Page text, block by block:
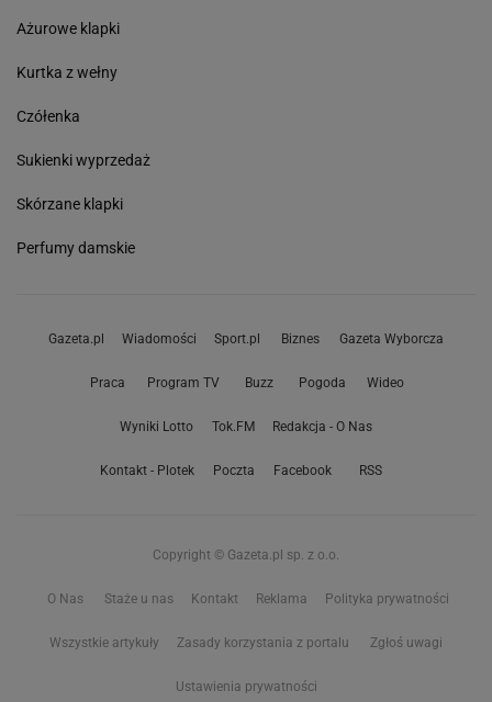
Ażurowe klapki
Kurtka z wełny
Czółenka
Sukienki wyprzedaż
Skórzane klapki
Perfumy damskie
Gazeta.pl Wiadomości Sport.pl Biznes Gazeta Wyborcza
Praca Program TV Buzz Pogoda Wideo
Wyniki Lotto Tok.FM Redakcja - O Nas
Kontakt - Plotek Poczta Facebook RSS
Copyright © Gazeta.pl sp. z o.o.
O Nas Staże u nas Kontakt Reklama Polityka prywatności
Wszystkie artykuły Zasady korzystania z portalu Zgłoś uwagi
Ustawienia prywatności